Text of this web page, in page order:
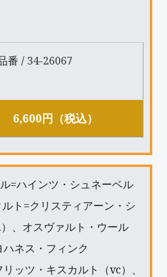
番 / 34-26067
6,600円（税込）
=ハインツ・シュネーベル
ト=クリスティアーン・シ
、オスヴァルト・ウール
ハネス・フィンク
ッツ・キスカルト（vc）、